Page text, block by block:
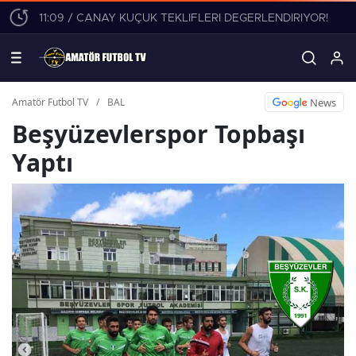
11:09 / CANAY KÜÇÜK TEKLİFLERİ DEĞERLENDİRİYOR!
Amatör Futbol TV / BAL News
Beşyüzevlerspor Topbaşı
Yaptı